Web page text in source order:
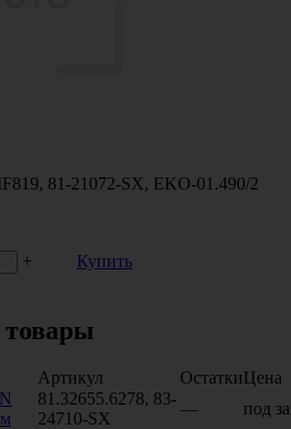
81-21072-SX, EKO-01.490/2
+
Купить
Артикул ОстаткиЦена
81.32655.6278, 83-
24710-SX
— под